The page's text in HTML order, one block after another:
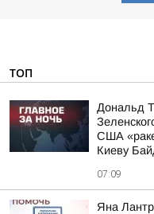
ТОП
Дональд
США
Киеву
07:09
Яна